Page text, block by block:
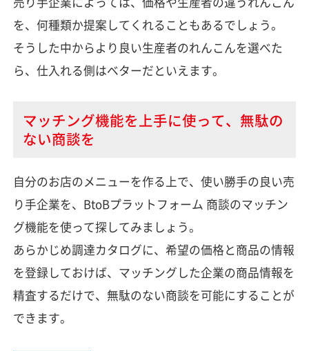
を、何種類か提案してくれることもあるでしょう。
そうした中からより良い生産者のれんこんを選べた
ら、仕入れる側はベターだといえます。
マッチング機能を上手に使って、無駄の
ない商談を
自分のお店のメニューを作る上で、使い勝手の良い売
り手企業を、BtoBプラットフォーム 商談のマッチン
グ機能を使って探してみましょう。
あらかじめ調達カタログに、希望の価格と商品の情報
を登録しておけば、マッチングした企業の商品情報を
精査するだけで、無駄のない商談を可能にすることが
できます。